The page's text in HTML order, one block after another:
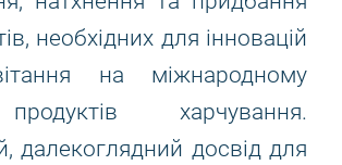
необхідних для інновацій
на міжнародному
харчування.
далекоглядний досвід для